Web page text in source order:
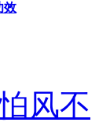
效
风不